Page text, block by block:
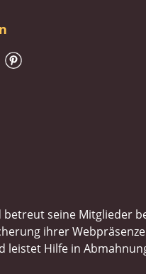
betreut seine Mitglieder
ihrer
leistet Hilfe in